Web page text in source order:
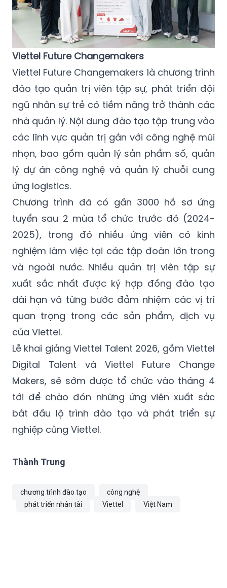
Viettel Future Changemakers
Viettel Future Changemakers là chương trình
đào tạo quản trị viên tập sự, phát triển đội
ngũ nhân sự trẻ có tiềm năng trở thành các
nhà quản lý. Nội dung đào tạo tập trung vào
các lĩnh vực quản trị gắn với công nghệ mũi
nhọn, bao gồm quản lý sản phẩm số, quản
lý dự án công nghệ và quản lý chuỗi cung
ứng logistics.
Chương trình đã có gần 3000 hồ sơ ứng
tuyển sau 2 mùa tổ chức trước đó (2024-
2025), trong đó nhiều ứng viên có kinh
nghiệm làm việc tại các tập đoàn lớn trong
và ngoài nước. Nhiều quản trị viên tập sự
xuất sắc nhất được ký hợp đồng đào tạo
dài hạn và từng bước đảm nhiệm các vị trí
quan trọng trong các sản phẩm, dịch vụ
của Viettel.
Lễ khai giảng Viettel Talent 2026, gồm Viettel
Digital Talent và Viettel Future Change
Makers, sẽ sớm được tổ chức vào tháng 4
tới để chào đón những ứng viên xuất sắc
bắt đầu lộ trình đào tạo và phát triển sự
nghiệp cùng Viettel.
Thành Trung
chương trình đào tạo
công nghệ
phát triển nhân tài
Viettel Việt Nam